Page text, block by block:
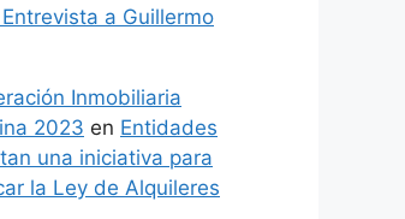
a Guillermo
Inmobiliaria
2023 en Entidades
una iniciativa para
la Ley de Alquileres